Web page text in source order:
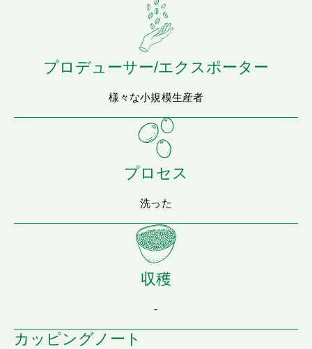
プロデューサー/エクスポーター
様々な小規模生産者
プロセス
洗った
収穫
-
カッピングノート